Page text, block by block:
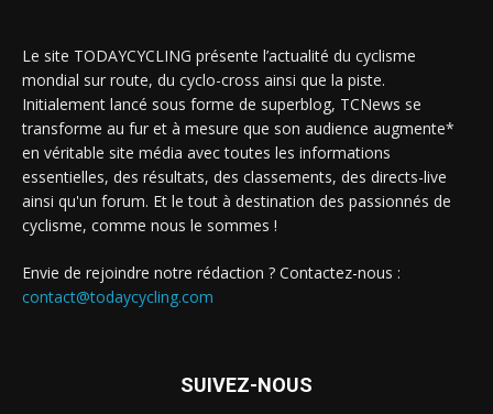
Le site TODAYCYCLING présente l’actualité du cyclisme
mondial sur route, du cyclo-cross ainsi que la piste.
Initialement lancé sous forme de superblog, TCNews se
transforme au fur et à mesure que son audience augmente*
en véritable site média avec toutes les informations
essentielles, des résultats, des classements, des directs-live
ainsi qu'un forum. Et le tout à destination des passionnés de
cyclisme, comme nous le sommes !
Envie de rejoindre notre rédaction ? Contactez-nous :
contact@todaycycling.com
SUIVEZ-NOUS